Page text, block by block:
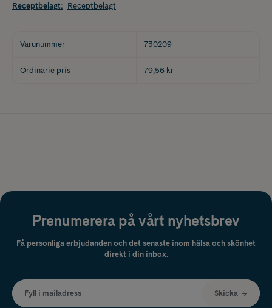
Receptbelagt: Receptbelagt
Varunummer 730209
Ordinarie pris 79,56 kr
Prenumerera på vårt nyhetsbrev
Få personliga erbjudanden och det senaste inom hälsa och skönhet
direkt i din inbox.
Fyll i mailadress Skicka